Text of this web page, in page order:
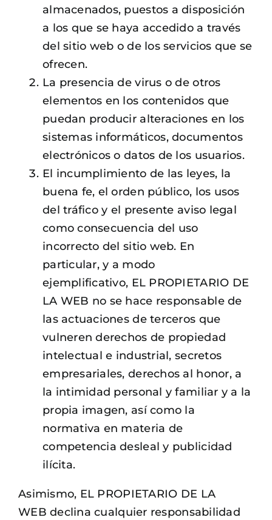
almacenados, puestos a disposición
a los que se haya accedido a través
del sitio web o de los servicios que se
ofrecen.
La presencia de virus o de otros
elementos en los contenidos que
puedan producir alteraciones en los
sistemas informáticos, documentos
electrónicos o datos de los usuarios.
El incumplimiento de las leyes, la
buena fe, el orden público, los usos
del tráfico y el presente aviso legal
como consecuencia del uso
incorrecto del sitio web. En
particular, y a modo
ejemplificativo, EL PROPIETARIO DE
LA WEB no se hace responsable de
las actuaciones de terceros que
vulneren derechos de propiedad
intelectual e industrial, secretos
empresariales, derechos al honor, a
la intimidad personal y familiar y a la
propia imagen, así como la
normativa en materia de
competencia desleal y publicidad
ilícita.
Asimismo, EL PROPIETARIO DE LA
WEB declina cualquier responsabilidad